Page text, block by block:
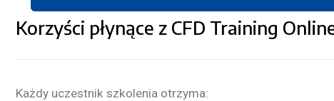
Korzyści płynące z CFD Training
Każdy uczestnik szkolenia otrzyma: